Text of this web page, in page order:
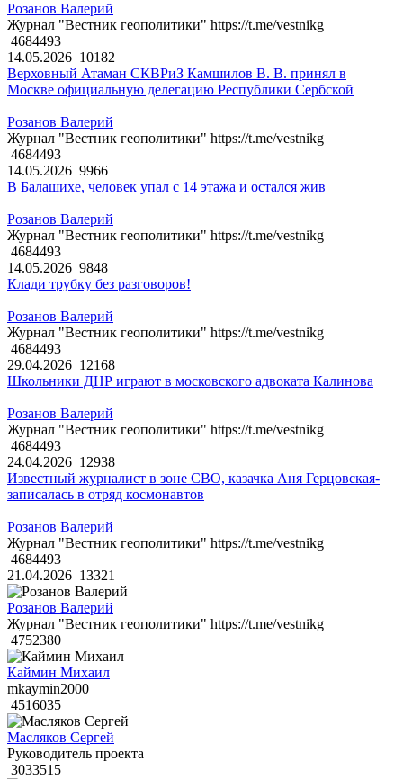
Розанов Валерий
Журнал "Вестник геополитики" https://t.me/vestnikg
4684493
14.05.2026 10182
Верховный Атаман СКВРиЗ Камшилов В. В. принял в
Москве официальную делегацию Республики Сербской
Розанов Валерий
Журнал "Вестник геополитики" https://t.me/vestnikg
4684493
14.05.2026 9966
В Балашихе, человек упал с 14 этажа и остался жив
Розанов Валерий
Журнал "Вестник геополитики" https://t.me/vestnikg
4684493
14.05.2026 9848
Клади трубку без разговоров!
Розанов Валерий
Журнал "Вестник геополитики" https://t.me/vestnikg
4684493
29.04.2026 12168
Школьники ДНР играют в московского адвоката Калинова
Розанов Валерий
Журнал "Вестник геополитики" https://t.me/vestnikg
4684493
24.04.2026 12938
Известный журналист в зоне СВО, казачка Аня Герцовская-
записалась в отряд космонавтов
Розанов Валерий
Журнал "Вестник геополитики" https://t.me/vestnikg
4684493
21.04.2026 13321
Розанов Валерий
Журнал "Вестник геополитики" https://t.me/vestnikg
4752380
Каймин Михаил
mkaymin2000
4516035
Масляков Сергей
Руководитель проекта
3033515